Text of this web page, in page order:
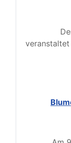
veranstaltet